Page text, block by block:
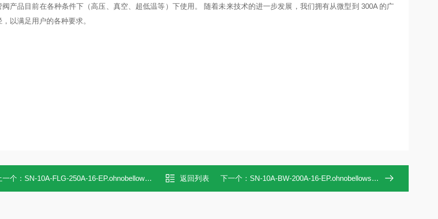
阀产品目前在各种条件下（高压、真空、超低温等）下使用。 随着未来技术的进一步发展，我们拥有从微型到 300A 的广
以满足用户的各种要求。
一个： SN-10A-FLG-250A-16-EP.ohnobellows手动阀SN-10A-FLG-250A-16-EP 返回列表 下一个： SN-10A-BW-200A-16-EP.ohnobellows手动阀SN-10A-BW-200A-16-EP